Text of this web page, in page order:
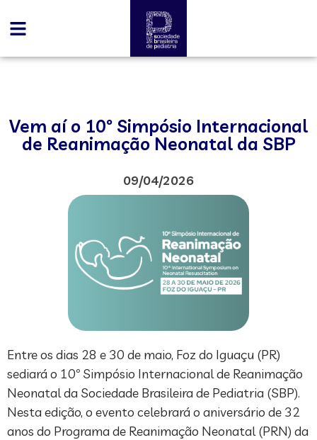
Vem aí o 10º Simpósio Internacional
de Reanimação Neonatal da SBP
09/04/2026
Entre os dias 28 e 30 de maio, Foz do Iguaçu (PR)
sediará o 10º Simpósio Internacional de Reanimação
Neonatal da Sociedade Brasileira de Pediatria (SBP).
Nesta edição, o evento celebrará o aniversário de 32
anos do Programa de Reanimação Neonatal (PRN) da